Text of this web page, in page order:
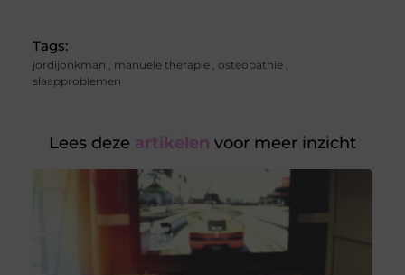
Tags:
jordijonkman , manuele therapie, osteopathie,
slaapproblemen
Lees deze artikelen voor meer inzicht